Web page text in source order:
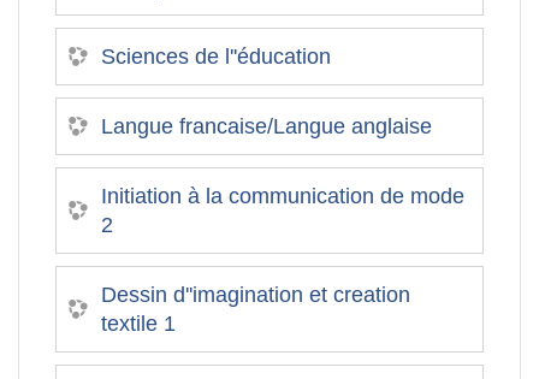
Sciences de l''éducation
Langue francaise/Langue anglaise
Initiation à la communication de mode
2
Dessin d''imagination et creation
textile 1